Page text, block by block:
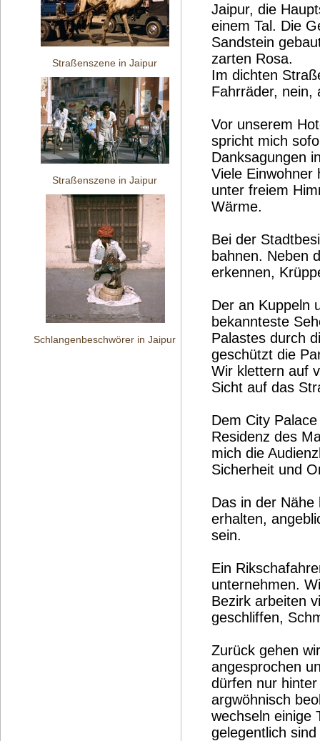
Straßenszene in Jaipur
Straßenszene in Jaipur
Schlangenbeschwörer in Jaipur
Jaipur, die
einem Tal. Die
Sandstein
zarten Rosa.
Im dichten
Fahrräder, nein,
Vor unserem
spricht mich
Danksagungen
Viele Einwohner
unter freiem
Wärme.
Bei der
bahnen. Neben
erkennen,
Der an Kuppeln
bekannteste
Palastes durch
geschützt die
Wir klettern auf
Sicht auf das
Dem City
Residenz des
mich die
Sicherheit und
Das in der
erhalten,
sein.
Ein
unternehmen.
Bezirk arbeiten
geschliffen,
Zurück gehen
angesprochen
dürfen nur
argwöhnisch
wechseln einige
gelegentlich